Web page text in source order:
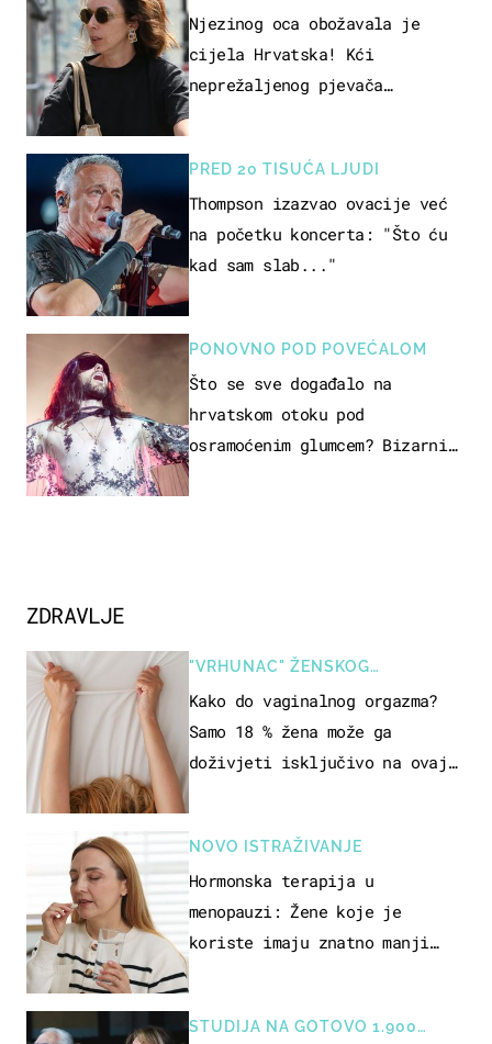
Njezinog oca obožavala je
cijela Hrvatska! Kći
neprežaljenog pjevača
PRED 20 TISUĆA LJUDI
Thompson izazvao ovacije već
na početku koncerta: "Što ću
kad sam slab..."
PONOVNO POD POVEĆALOM
Što se sve događalo na
hrvatskom otoku pod
osramoćenim glumcem? Bizarni
ZDRAVLJE
"VRHUNAC" ŽENSKOG
SEKSUALNOG ISKUSTVA
Kako do vaginalnog orgazma?
Samo 18 % žena može ga
doživjeti isključivo na ovaj
NOVO ISTRAŽIVANJE
Hormonska terapija u
menopauzi: Žene koje je
koriste imaju znatno manji
STUDIJA NA GOTOVO 1.900